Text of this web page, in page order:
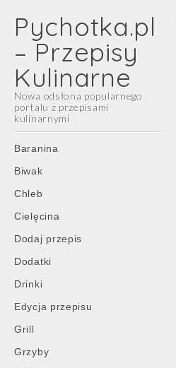
Pychotka.pl
– Przepisy
Kulinarne
Nowa odsłona popularnego
portalu z przepisami
kulinarnymi
Main
menu
Skip
content
Baranina
Biwak
Chleb
Cielęcina
Dodaj przepis
Dodatki
Drinki
Edycja przepisu
Grill
Grzyby